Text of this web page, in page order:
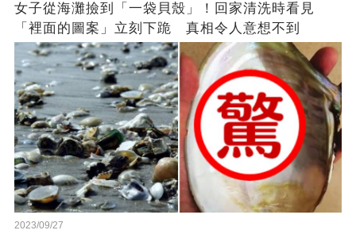
女子從海灘撿到「一袋貝殼」！回家清洗時看見
「裡面的圖案」立刻下跪 真相令人意想不到
2023/09/27